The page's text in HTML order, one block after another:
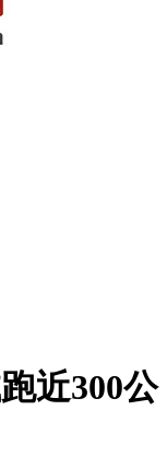
近300公